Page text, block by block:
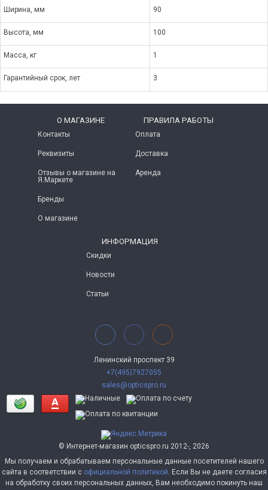
Ширина, мм 90
Высота, мм 100
Масса, кг 1
Гарантийный срок, лет 3
O МАГАЗИНЕ
Контакты
Реквизиты
Отзывы о магазине на
Я.Маркете
Бренды
О магазине
ПРАВИЛА РАБОТЫ
Оплата
Доставка
Аренда
ИНФОРМАЦИЯ
Скидки
Новости
Статьи
Ленинский проспект 39
+7(495)7927055
sales@opticspro.ru
© Интернет-магазин opticspro.ru 2012-, 2026
Мы получаем и обрабатываем персональные данные посетителей нашего
сайта в соответствии с официальной политикой. Если Вы не даете согласия
на обработку своих персональных данных, Вам необходимо покинуть наш